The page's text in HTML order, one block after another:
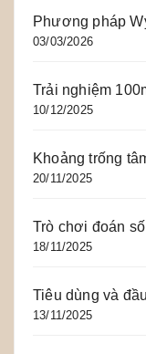
Phương pháp
03/03/2026
Trải nghiệm
10/12/2025
Khoảng trống
20/11/2025
Trò chơi đoán số
18/11/2025
Tiêu dùng và
13/11/2025